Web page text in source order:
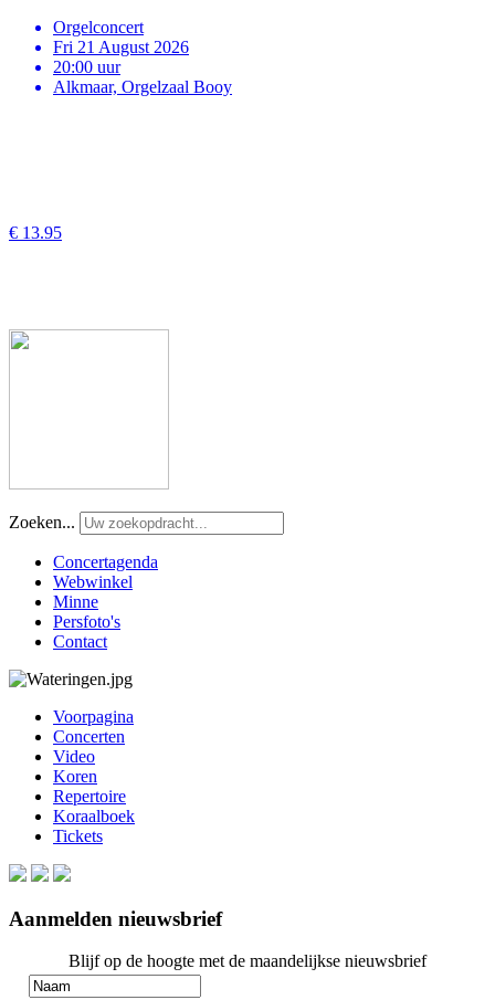
Orgelconcert
Fri 21 August 2026
20:00 uur
Alkmaar, Orgelzaal Booy
€ 13.95
Zoeken...
Concertagenda
Webwinkel
Minne
Persfoto's
Contact
Voorpagina
Concerten
Video
Koren
Repertoire
Koraalboek
Tickets
Aanmelden nieuwsbrief
Blijf op de hoogte met de maandelijkse nieuwsbrief